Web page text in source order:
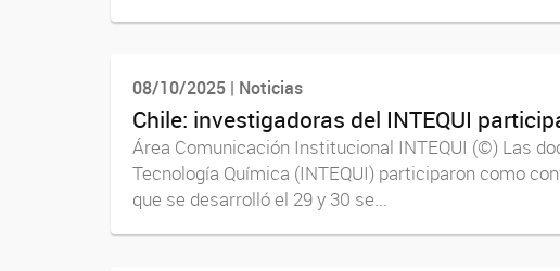
08/10/2025 | Noticias
Chile: investigadoras del INTEQUI
Área Comunicación Institucional INTEQUI (©) Las
Tecnología Química (INTEQUI) participaron como
que se desarrolló el 29 y 30 se...